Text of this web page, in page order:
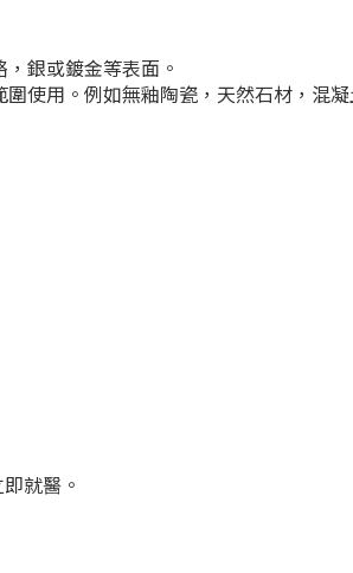
銀或鍍金等表面。
使用。例如無釉陶瓷，天然石材，混
就醫。